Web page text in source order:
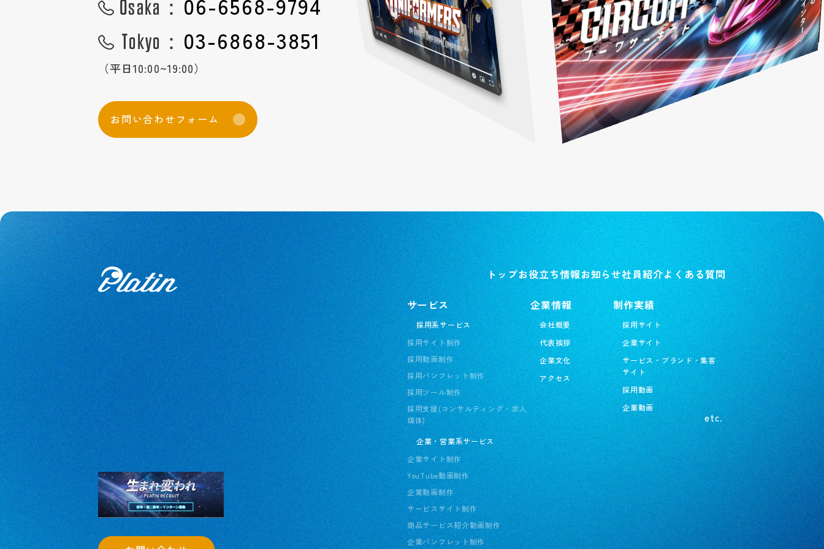
中途採用
数字で見る
国際事業
新卒特設ページ
実績紹介
社員の声
英語サイト
インターンシップの流れ
フォトギャラリー
ショップ紹介
研修制度
コーディネート一覧
QRコード
グループについて
社員紹介
Osaka：
Tokyo： 03-6868-3851
（平日10:00~19:00）
お問 い合わせ フ ォ ーム
トップお役立ち情報お知らせ社員紹介よくある質問
サービス
採用系サービス
採用サイト制作
採用動画制作
採用パンフレット制作
採用ツール制作
採用支援(コンサルティング・求人
媒体)
企業・営業系サービス
企業サイト制作
YouTube動画制作
企業動画制作
サービスサイト制作
商品サービス紹介動画制作
企業パンフレット制作
企業情報
会社概要
代表挨拶
企業文化
アクセス
制作実績
採用サイト
企業サイト
サービス・ブランド・集客
サイト
採用動画
企業動画
etc.